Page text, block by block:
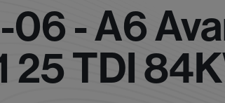
- A6
TDI